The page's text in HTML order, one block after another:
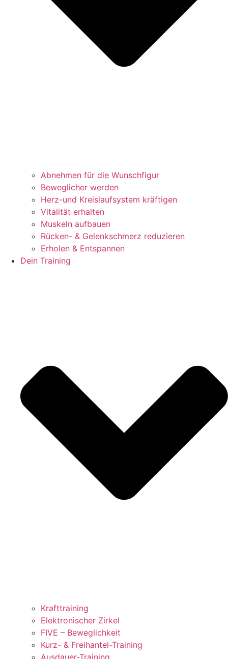
Abnehmen für die Wunschfigur
Beweglicher werden
Herz-und Kreislaufsystem kräftigen
Vitalität erhalten
Muskeln aufbauen
Rücken- & Gelenkschmerz reduzieren
Erholen & Entspannen
Dein Training
Krafttraining
Elektronischer Zirkel
FIVE – Beweglichkeit
Kurz- & Freihantel-Training
Ausdauer-Training